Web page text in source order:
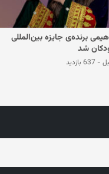
برنده‌ی جایزه بین‌المللی
شد
- 637 بازدید